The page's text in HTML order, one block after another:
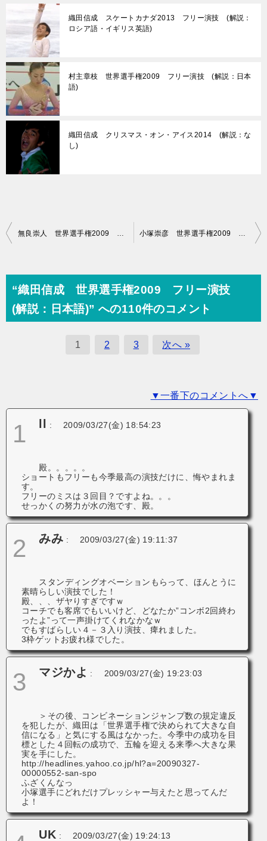
織田信成 スケートカナダ2013 フリー演技 (解説：
ロシア語・イギリス英語)
村主章枝 世界選手権2009 フリー演技 (解説：日本
語)
織田信成 クリスマス・オン・アイス2014 (解説：な
し)
投
ビ
ゲ
“織田信成 世界選手権2009 フリー演技
(解説：日本語)” への110件のコメント
1 2 3 次へ »
▼一番下のコメントへ▼
1 ll : 2009/03/27(金) 18:54:23
殿。。。。。
ショートもフリーも今季最高の演技だけに、悔やまれま
す。
フリーのミスは３回目？ですよね。。。
せっかくの努力が水の泡です、殿。
2 みみ : 2009/03/27(金) 19:11:37
スタンディングオベーションもらって、ほんとうに
素晴らしい演技でした！
殿、、、ザヤりすぎですｗ
コーチでも客席でもいいけど、どなたか”コンボ2回終わ
ったよ”って一声掛けてくれなかなｗ
でもすばらしい４－３入り演技、痺れました。
3枠ゲットお疲れ様でした。
3 マジかよ : 2009/03/27(金) 19:23:03
＞その後、コンビネーションジャンプ数の規定違反
を犯したが、織田は「世界選手権で決められて大きな自
信になる」と気にする風はなかった。今季中の成功を目
標とした４回転の成功で、五輪を迎える来季へ大きな果
実を手にした。
http://headlines.yahoo.co.jp/hl?a=20090327-
00000552-san-spo
ふざくんなっ
小塚選手にどれだけプレッシャー与えたと思ってんだ
よ！
UK : 2009/03/27(金) 19:24:13